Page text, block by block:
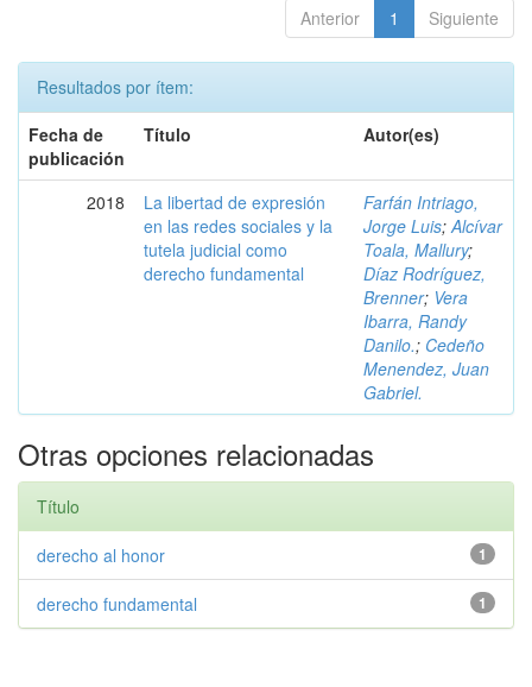
Anterior 1 Siguiente
Resultados por ítem:
Fecha de
publicación
Título Autor(es)
2018
La libertad de expresión
en las redes sociales y la
tutela judicial como
derecho fundamental
Farfán Intriago,
Jorge Luis;Alcívar
Toala, Mallury;
Díaz Rodríguez,
Brenner; Vera
Ibarra, Randy
Danilo.; Cedeño
Menendez, Juan
Gabriel.
Otras opciones relacionadas
Título
1
derecho al honor
1
derecho fundamental